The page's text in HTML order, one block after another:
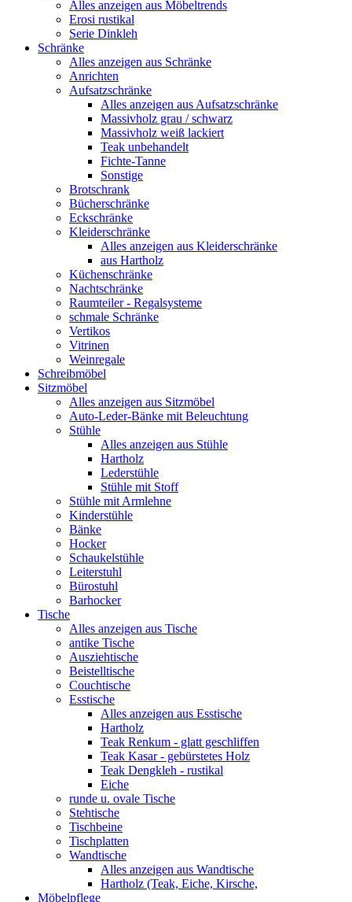
Alles anzeigen aus Möbeltrends
Erosi rustikal
Serie Dinkleh
Schränke
Alles anzeigen aus Schränke
Anrichten
Aufsatzschränke
Alles anzeigen aus Aufsatzschränke
Massivholz grau / schwarz
Massivholz weiß lackiert
Teak unbehandelt
Fichte-Tanne
Sonstige
Brotschrank
Bücherschränke
Eckschränke
Kleiderschränke
Alles anzeigen aus Kleiderschränke
aus Hartholz
Küchenschränke
Nachtschränke
Raumteiler - Regalsysteme
schmale Schränke
Vertikos
Vitrinen
Weinregale
Schreibmöbel
Sitzmöbel
Alles anzeigen aus Sitzmöbel
Auto-Leder-Bänke mit Beleuchtung
Stühle
Alles anzeigen aus Stühle
Hartholz
Lederstühle
Stühle mit Stoff
Stühle mit Armlehne
Kinderstühle
Bänke
Hocker
Schaukelstühle
Leiterstuhl
Bürostuhl
Barhocker
Tische
Alles anzeigen aus Tische
antike Tische
Ausziehtische
Beistelltische
Couchtische
Esstische
Alles anzeigen aus Esstische
Hartholz
Teak Renkum - glatt geschliffen
Teak Kasar - gebürstetes Holz
Teak Dengkleh - rustikal
Eiche
runde u. ovale Tische
Stehtische
Tischbeine
Tischplatten
Wandtische
Alles anzeigen aus Wandtische
Hartholz (Teak, Eiche, Kirsche,
Möbelpflege